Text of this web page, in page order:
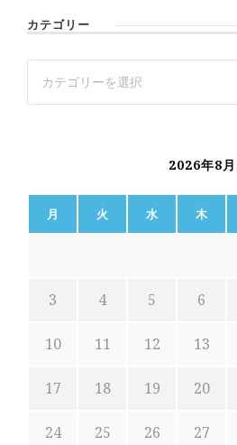
カテゴリー
2026年8月
月 火 水 木
3 4 5 6
10 11 12 13
17 18 19 20
24 25 26 27